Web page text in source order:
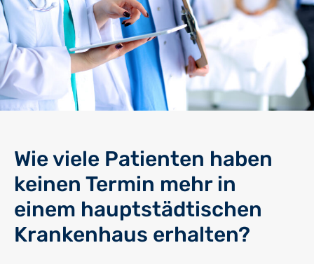
Wie viele Patienten haben
keinen Termin mehr in
einem hauptstädtischen
Krankenhaus erhalten?